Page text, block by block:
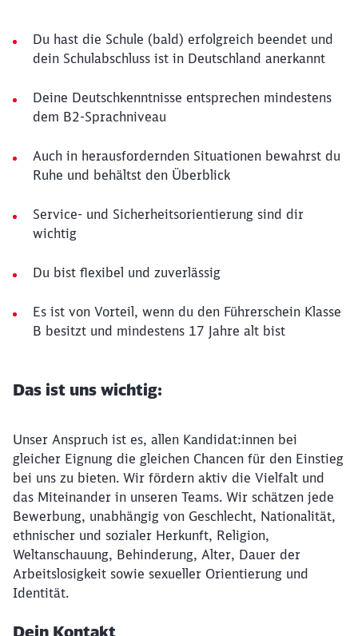
Du hast die Schule (bald) erfolgreich beendet und
dein Schulabschluss ist in Deutschland anerkannt
Deine Deutschkenntnisse entsprechen mindestens
dem B2-Sprachniveau
Auch in herausfordernden Situationen bewahrst du
Ruhe und behältst den Überblick
Service- und Sicherheitsorientierung sind dir
wichtig
Du bist flexibel und zuverlässig
Es ist von Vorteil, wenn du den Führerschein Klasse
B besitzt und mindestens 17 Jahre alt bist
Das ist uns wichtig:
Unser Anspruch ist es, allen Kandidat:innen bei
gleicher Eignung die gleichen Chancen für den Einstieg
bei uns zu bieten. Wir fördern aktiv die Vielfalt und
das Miteinander in unseren Teams. Wir schätzen jede
Bewerbung, unabhängig von Geschlecht, Nationalität,
ethnischer und sozialer Herkunft, Religion,
Weltanschauung, Behinderung, Alter, Dauer der
Arbeitslosigkeit sowie sexueller Orientierung und
Identität.
Dein Kontakt